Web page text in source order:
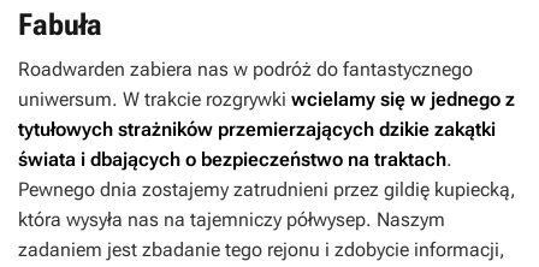
Fabuła
Roadwarden zabiera nas w podróż do fantastycznego
uniwersum. W trakcie rozgrywki wcielamy się w jednego z
tytułowych strażników przemierzających dzikie zakątki
świata i dbających o bezpieczeństwo na traktach.
Pewnego dnia zostajemy zatrudnieni przez gildię kupiecką,
która wysyła nas na tajemniczy półwysep. Naszym
zadaniem jest zbadanie tego rejonu i zdobycie informacji,